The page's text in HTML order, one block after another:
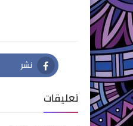
نشر
Facebook
تعليقات